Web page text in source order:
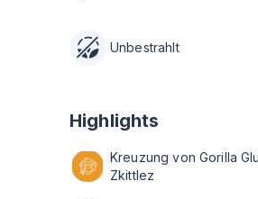
Unbestrahlt
Highlights
Kreuzung von Gorilla
Zkittlez